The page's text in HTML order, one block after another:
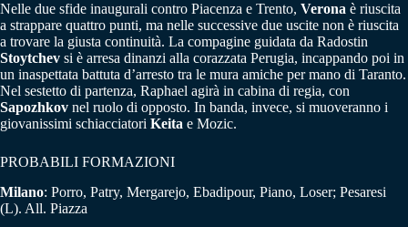
Nelle due sfide inaugurali contro Piacenza e Trento, Verona è riuscita
a strappare quattro punti, ma nelle successive due uscite non è riuscita
a trovare la giusta continuità. La compagine guidata da Radostin
Stoytchev si è arresa dinanzi alla corazzata Perugia, incappando poi in
un inaspettata battuta d’arresto tra le mura amiche per mano di Taranto.
Nel sestetto di partenza, Raphael agirà in cabina di regia, con
Sapozhkov nel ruolo di opposto. In banda, invece, si muoveranno i
giovanissimi schiacciatori Keita e Mozic.
PROBABILI FORMAZIONI
Milano: Porro, Patry, Mergarejo, Ebadipour, Piano, Loser; Pesaresi
(L). All. Piazza